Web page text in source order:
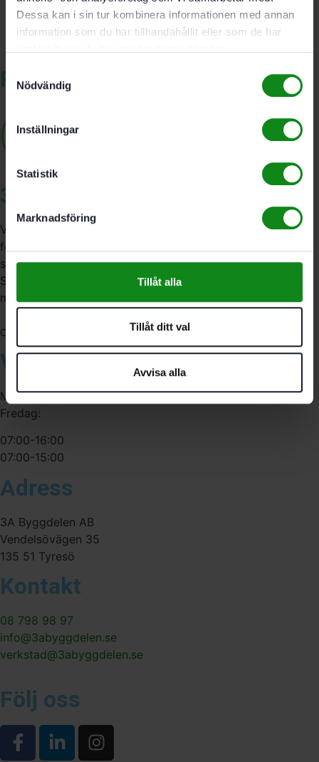
Dessa kan i sin tur kombinera informationen med annan
information som du har tillhandahållit eller som de har
Samtyckesval
Nödvändig
Inställningar
Statistik
Marknadsföring
Tillåt alla
Tillåt ditt val
Avvisa alla
Relaterade produkter
3A Byggdelen
Vi är återförsäljare av elverktyg, tillbehör, infästning och
förbrukningsmaterial. Vi har en fysisk butik och
serviceverkstad i Stockholm samt en e-handel för hela
Sverige. Av oss får du professionell service av
medarbetare med gedigen erfarenhet.
Org. nr:
Våra öppettider
Måndag-Torsdag:
Fredag:
07:00-16:00
07:00-15:00
Adress
3A Byggdelen AB
Vendelsövägen 35
135 51 Tyresö
Kontakt
08 798 98 97
info@3abyggdelen.se
verkstad@3abyggdelen.se
Följ oss